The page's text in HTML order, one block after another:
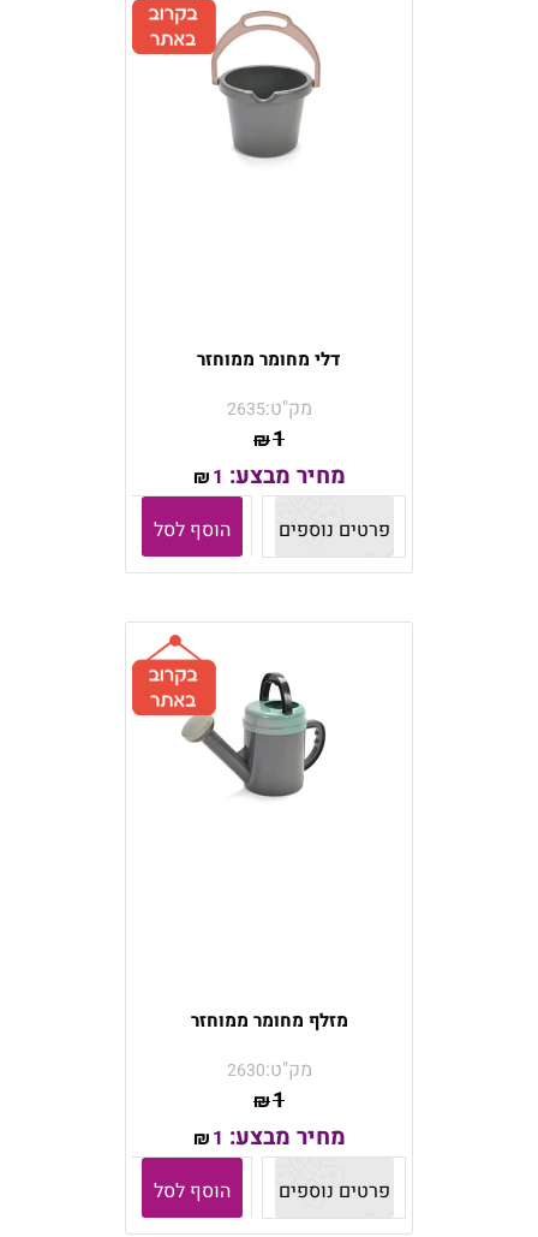
דלי מחומר ממוחזר
מק"ט:2635
₪1
מחיר מבצע: ₪1
פרטים נוספים
הוסף לסל
מזלף מחומר ממוחזר
מק"ט:2630
₪1
מחיר מבצע: ₪1
פרטים נוספים
הוסף לסל